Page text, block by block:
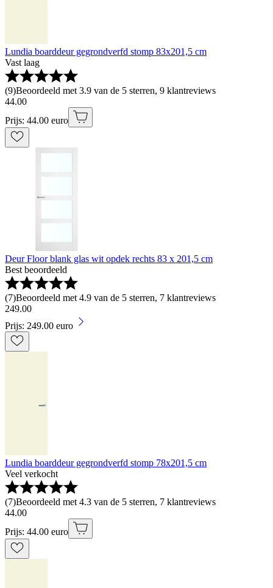
Lundia boarddeur gegrondverfd stomp 83x201,5 cm
Vast laag
(9)Beoordeeld met 3.9 van de 5 sterren, 9 klantreviews
44.00
Prijs: 44.00 euro
Deur Floor blank glas wit opdek rechts 83 x 201,5 cm
Best beoordeeld
(7)Beoordeeld met 4.9 van de 5 sterren, 7 klantreviews
249.00
Prijs: 249.00 euro
Lundia boarddeur gegrondverfd stomp 78x201,5 cm
Veel verkocht
(7)Beoordeeld met 4.3 van de 5 sterren, 7 klantreviews
44.00
Prijs: 44.00 euro